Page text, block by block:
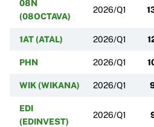
08N
(08OCTAVA)
2026/Q1
1AT (ATAL) 2026/Q1
PHN 2026/Q1
WIK (WIKANA) 2026/Q1
EDI
(EDINVEST)
2026/Q1